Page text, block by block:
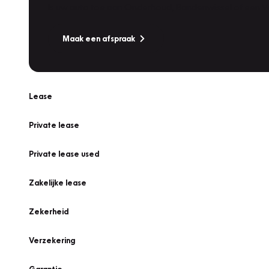
Maak een afspraak
Lease
Private lease
Private lease used
Zakelijke lease
Zekerheid
Verzekering